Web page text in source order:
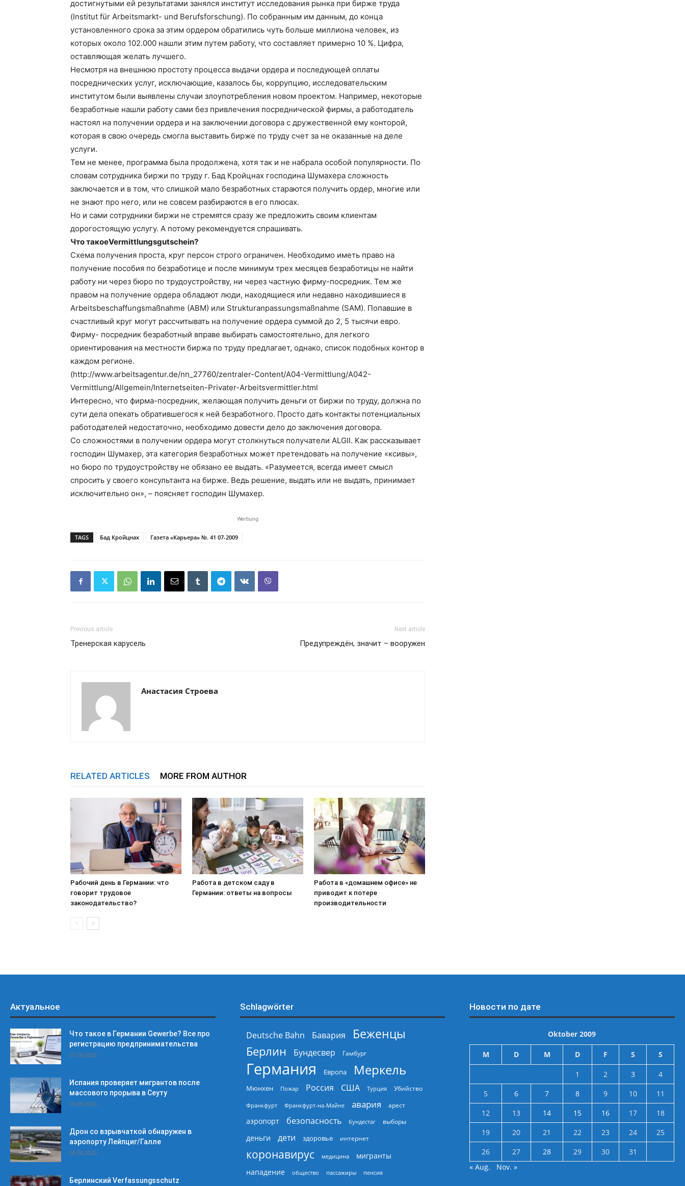
достигнутыми ей результатами занялся институт исследования рынка при бирже труда
(Institut für Arbeitsmarkt- und Berufsforschung). По собранным им данным, до конца
установленного срока за этим ордером обратились чуть больше миллиона человек, из
которых около 102.000 нашли этим путем работу, что составляет примерно 10 %. Цифра,
оставляющая желать лучшего.
Несмотря на внешнюю простоту процесса выдачи ордера и последующей оплаты
посреднических услуг, исключающие, казалось бы, коррупцию, исследовательским
институтом были выявлены случаи злоупотребления новом проектом. Например, некоторые
безработные нашли работу сами без привлечения посреднической фирмы, а работодатель
настоял на получении ордера и на заключении договора с дружественной ему конторой,
которая в свою очередь смогла выставить бирже по труду счет за не оказанные на деле
услуги.
Тем не менее, программа была продолжена, хотя так и не набрала особой популярности. По
словам сотрудника биржи по труду г. Бад Кройцнах господина Шумахера сложность
заключается и в том, что слишкой мало безработных стараются получить ордер, многие или
не знают про него, или не совсем разбираются в его плюсах.
Но и сами сотрудники биржи не стремятся сразу же предложить своим клиентам
дорогостоящую услугу. А потому рекомендуется спрашивать.
Что такоеVermittlungsgutschein?
Схема получения проста, круг персон строго ограничен. Необходимо иметь право на
получение пособия по безработице и после минимум трех месяцев безработицы не найти
работу ни через бюро по трудоустройству, ни через частную фирму-посредник. Тем же
правом на получение ордера обладают люди, находящиеся или недавно находившиеся в
Arbeitsbeschaffungsmaßnahme (ABM) или Strukturanpassungsmaßnahme (SAM). Попавшие в
счастливый круг могут рассчитывать на получение ордера суммой до 2, 5 тысячи евро.
Фирму- посредник безработный вправе выбирать самостоятельно, для легкого
ориентирования на местности биржа по труду предлагает, однако, список подобных контор в
каждом регионе.
(http://www.arbeitsagentur.de/nn_27760/zentraler-Content/A04-Vermittlung/A042-
Vermittlung/Allgemein/Internetseiten-Privater-Arbeitsvermittler.html
Интересно, что фирма-посредник, желающая получить деньги от биржи по труду, должна по
сути дела опекать обратившегося к ней безработного. Просто дать контакты потенциальных
работодателей недостаточно, необходимо довести дело до заключения договора.
Со сложностями в получении ордера могут столкнуться получатели ALGII. Как рассказывает
господин Шумахер, эта категория безработных может претендовать на получение «ксивы»,
но бюро по трудоустройству не обязано ее выдать. «Разумеется, всегда имеет смысл
спросить у своего консультанта на бирже. Ведь решение, выдать или не выдать, принимает
исключительно он», – поясняет господин Шумахер.
Werbung
TAGS Бад Кройцнах Газета «Карьера» №. 41 07-2009
Previous article
Тренерская карусель
Next article
Предупреждён, значит – вооружен
Анастасия Строева
RELATED ARTICLES MORE FROM AUTHOR
Рабочий день в Германии: что
говорит трудовое
законодательство?
Работа в детском саду в
Германии: ответы на вопросы
Работа в «домашнем офисе» не
приводит к потере
производительности
Актуальное
Что такое в Германии Gewerbe? Все про
регистрацию предпринимательства
07.08.2026
Испания проверяет мигрантов после
массового прорыва в Сеуту
06.08.2026
Дрон со взрывчаткой обнаружен в
аэропорту Лейпциг/Галле
06.08.2026
Берлинский Verfassungsschutz
Schlagwörter
Deutsche Bahn Бавария
Беженцы
Берлин
Бундесвер Гамбург
Германия Европа Меркель
Мюнхен Пожар Россия США Турция Убийство
Франкфурт Франкфурт-на-Майне авария арест
аэропорт безопасность бундестаг выборы
деньги дети здоровье интернет
коронавирус медицина
мигранты
нападение
общество пассажиры пенсия
Новости по дате
Oktober 2009
M D M D F S S
1 2 3
4
5
6 7 8 9 10
11
12
13 14 15 16 17
18
19
20 21 22 23 24
25
26
27 28 29 30
31
« Aug.
Nov. »